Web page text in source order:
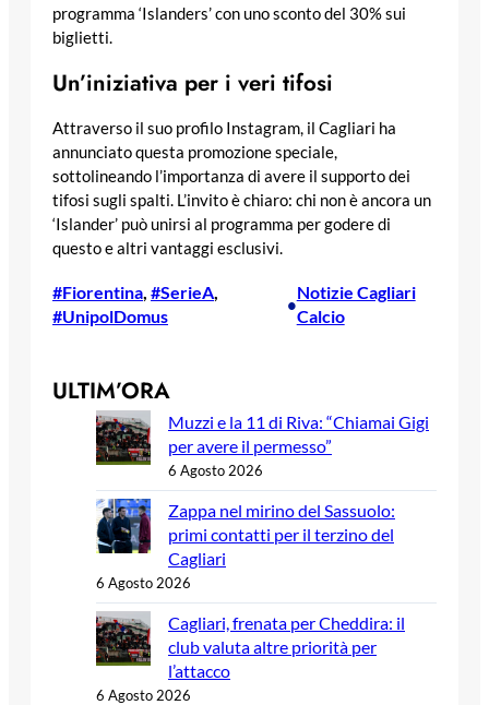
programma ‘Islanders’ con uno sconto del 30% sui
biglietti.
Un’iniziativa per i veri tifosi
Attraverso il suo profilo Instagram, il Cagliari ha
annunciato questa promozione speciale,
sottolineando l’importanza di avere il supporto dei
tifosi sugli spalti. L’invito è chiaro: chi non è ancora un
‘Islander’ può unirsi al programma per godere di
questo e altri vantaggi esclusivi.
#Fiorentina, #SerieA
#UnipolDomus
•
Notizie Cagliari
Calcio
ULTIM’ORA
Muzzi e la 11 di Riva: “Chiamai Gigi
per avere il permesso”
6 Agosto 2026
Zappa nel mirino del Sassuolo:
primi contatti per il terzino del
Cagliari
6 Agosto 2026
Cagliari, frenata per Cheddira: il
club valuta altre priorità per
l’attacco
6 Agosto 2026